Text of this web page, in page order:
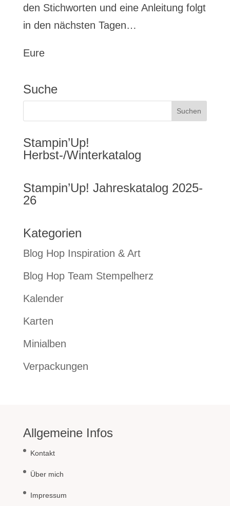
den Stichworten und eine Anleitung folgt
in den nächsten Tagen…
Eure
Suche
Stampin’Up!
Herbst-/Winterkatalog
Stampin’Up! Jahreskatalog 2025-
26
Kategorien
Blog Hop Inspiration & Art
Blog Hop Team Stempelherz
Kalender
Karten
Minialben
Verpackungen
Allgemeine Infos
Kontakt
Über mich
Impressum